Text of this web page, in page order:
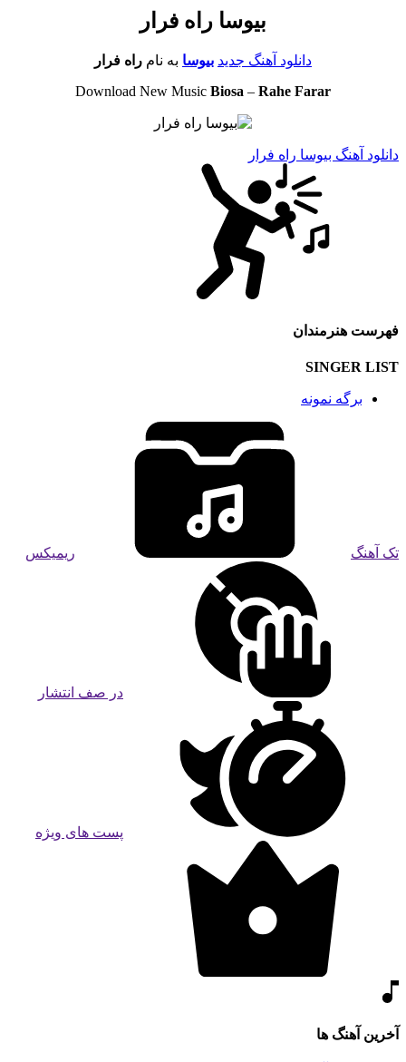
بیوسا راه فرار
دانلود آهنگ جدید بیوسا به نام راه فرار
Download New Music Biosa – Rahe Farar
دانلود آهنگ بیوسا راه فرار
فهرست هنرمندان
SINGER LIST
برگه نمونه
تک آهنگ ریمیکس
در صف انتشار
پست های ویژه
آخرین آهنگ ها